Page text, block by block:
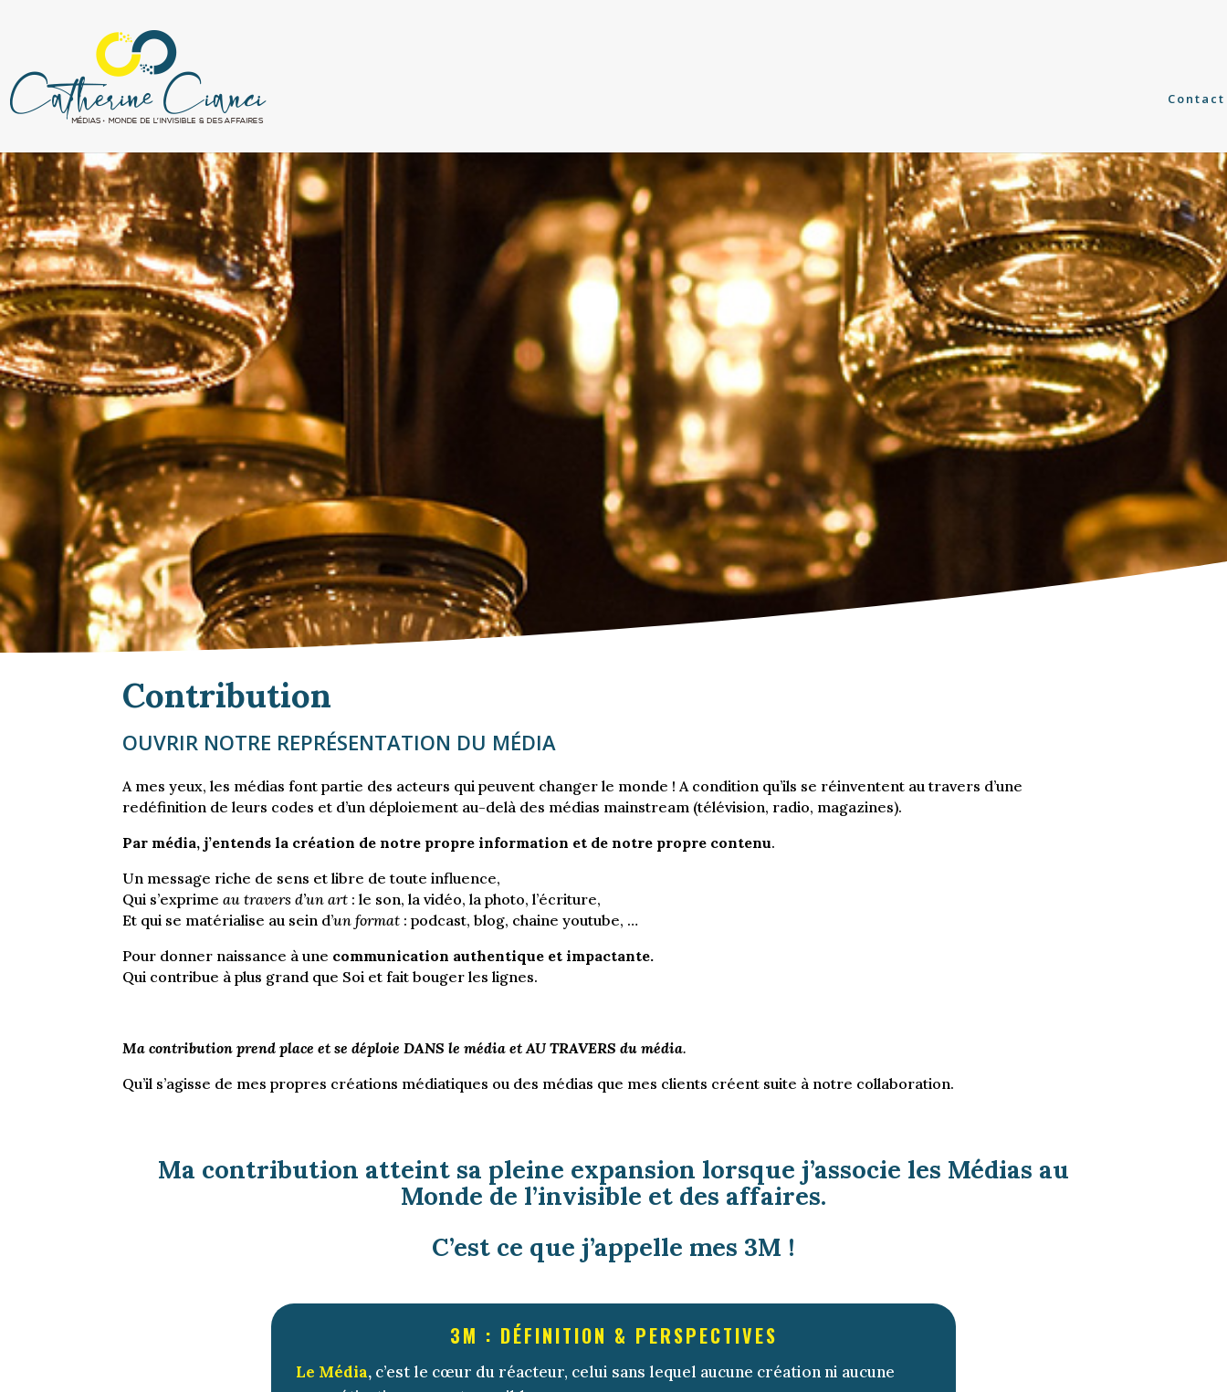
Contact
Contribution
OUVRIR NOTRE REPRÉSENTATION DU MÉDIA
A mes yeux, les médias font partie des acteurs qui peuvent changer le monde ! A condition qu’ils se réinventent au travers d’une
redéfinition de leurs codes et d’un déploiement au-delà des médias mainstream (télévision, radio, magazines).
Par média, j’entends la création de notre propre information et de notre propre contenu.
Un message riche de sens et libre de toute influence,
Qui s’exprime au travers d’un art : le son, la vidéo, la photo, l’écriture,
Et qui se matérialise au sein d’un format : podcast, blog, chaine youtube, …
Pour donner naissance à une communication authentique et impactante.
Qui contribue à plus grand que Soi et fait bouger les lignes.
Ma contribution prend place et se déploie DANS le média et AU TRAVERS du média.
Qu’il s’agisse de mes propres créations médiatiques ou des médias que mes clients créent suite à notre collaboration.
Ma contribution atteint sa pleine expansion lorsque j’associe les Médias au
Monde de l’invisible et des affaires.
C’est ce que j’appelle mes 3M !
3M : DÉFINITION & PERSPECTIVES
Le Média, c’est le cœur du réacteur, celui sans lequel aucune création ni aucune